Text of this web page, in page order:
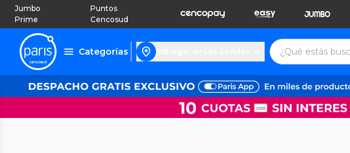
Jumbo
Prime
Puntos
Cencosud
Categorías